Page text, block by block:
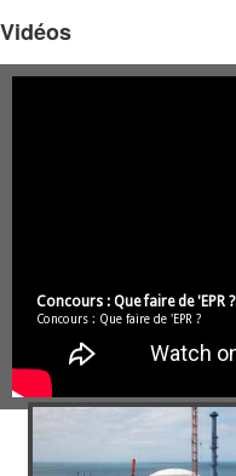
Vidéos
Concours : Que faire de 'EPR ?
Concours : Que faire de 'EPR ?